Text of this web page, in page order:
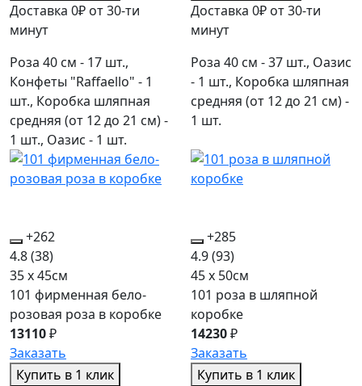
Доставка 0₽ от 30-ти
минут
Роза 40 см - 17 шт.,
Конфеты "Raffaello" - 1
шт., Коробка шляпная
средняя (от 12 до 21 см) -
1 шт., Оазис - 1 шт.
Доставка 0₽ от 30-ти
минут
Роза 40 см - 37 шт., Оазис
- 1 шт., Коробка шляпная
средняя (от 12 до 21 см) -
1 шт.
+262
4.8(38)
35 x 45см
101 фирменная бело-
розовая роза в коробке
13110₽
Заказать
Купить в 1 клик
+285
4.9(93)
45 x 50см
101 роза в шляпной
коробке
14230₽
Заказать
Купить в 1 клик